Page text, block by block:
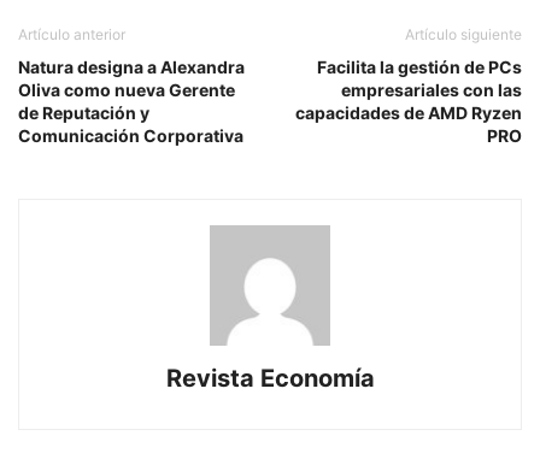
Artículo anterior
Natura designa a Alexandra
Oliva como nueva Gerente
de Reputación y
Comunicación Corporativa
Artículo siguiente
Facilita la gestión de PCs
empresariales con las
capacidades de AMD Ryzen
PRO
Revista Economía